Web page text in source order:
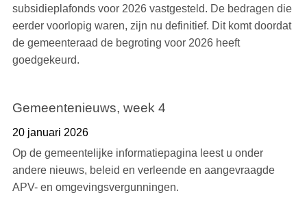
subsidieplafonds voor 2026 vastgesteld. De bedragen die
eerder voorlopig waren, zijn nu definitief. Dit komt doordat
de gemeenteraad de begroting voor 2026 heeft
goedgekeurd.
Gemeentenieuws, week 4
20 januari 2026
Op de gemeentelijke informatiepagina leest u onder
andere nieuws, beleid en verleende en aangevraagde
APV- en omgevingsvergunningen.